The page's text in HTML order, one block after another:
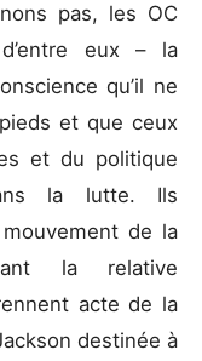
pas, les OC
eux – la
qu’il ne
et que ceux
et du politique
la lutte. Ils
de la
la relative
acte de la
destinée à